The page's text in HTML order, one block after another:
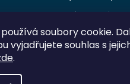
soubory cookie.
vyjadřujete souhlas s
.
Obchodní podmínky